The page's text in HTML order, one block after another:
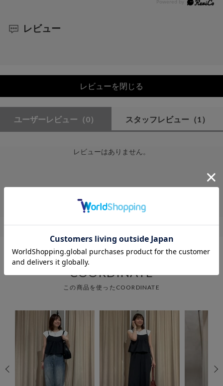
レビュー
レビューを閉じる
ユーザーレビュー （0） スタッフレビュー （1）
レビューはありません。
COORDINATE
この商品を使ったCOORDINATE